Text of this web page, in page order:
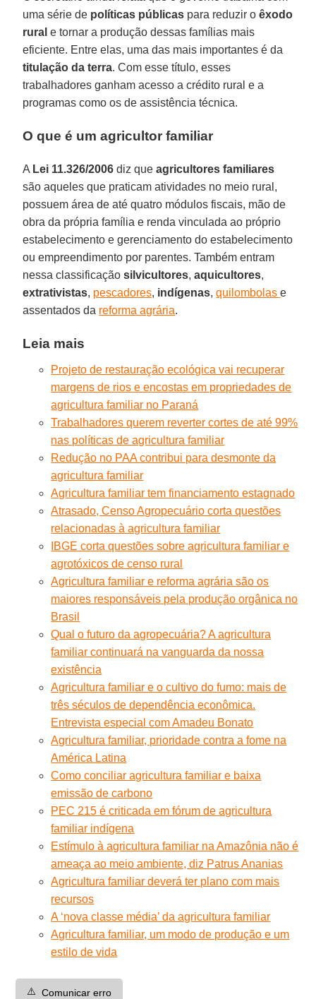
uma série de políticas públicas para reduzir oêxodo
rural e tornar a produção dessas famílias mais
eficiente. Entre elas, uma das mais importantes é da
titulação da terra. Com esse título, esses
trabalhadores ganham acesso a crédito rural e a
programas como os de assistência técnica.
O que é um agricultor familiar
A Lei 11.326/2006 diz queagricultores familiares
são aqueles que praticam atividades no meio rural,
possuem área de até quatro módulos fiscais, mão de
obra da própria família e renda vinculada ao próprio
estabelecimento e gerenciamento do estabelecimento
ou empreendimento por parentes. Também entram
nessa classificaçãosilvicultores,aquicultores,
extrativistas, pescadores, indígenas,quilombolase
assentados da reforma agrária.
Leia mais
Projeto de restauração ecológica vai recuperar
margens de rios e encostas em propriedades de
agricultura familiar no Paraná
Trabalhadores querem reverter cortes de até 99%
nas políticas de agricultura familiar
Redução no PAA contribui para desmonte da
agricultura familiar
Agricultura familiar tem financiamento estagnado
Atrasado, Censo Agropecuário corta questões
relacionadas à agricultura familiar
IBGE corta questões sobre agricultura familiar e
agrotóxicos de censo rural
Agricultura familiar e reforma agrária são os
maiores responsáveis pela produção orgânica no
Brasil
Qual o futuro da agropecuária? A agricultura
familiar continuará na vanguarda da nossa
existência
Agricultura familiar e o cultivo do fumo: mais de
três séculos de dependência econômica.
Entrevista especial com Amadeu Bonato
Agricultura familiar, prioridade contra a fome na
América Latina
Como conciliar agricultura familiar e baixa
emissão de carbono
PEC 215 é criticada em fórum de agricultura
familiar indígena
Estímulo à agricultura familiar na Amazônia não é
ameaça ao meio ambiente, diz Patrus Ananias
Agricultura familiar deverá ter plano com mais
recursos
A ‘nova classe média’ da agricultura familiar
Agricultura familiar, um modo de produção e um
estilo de vida
⚠️ Comunicar erro